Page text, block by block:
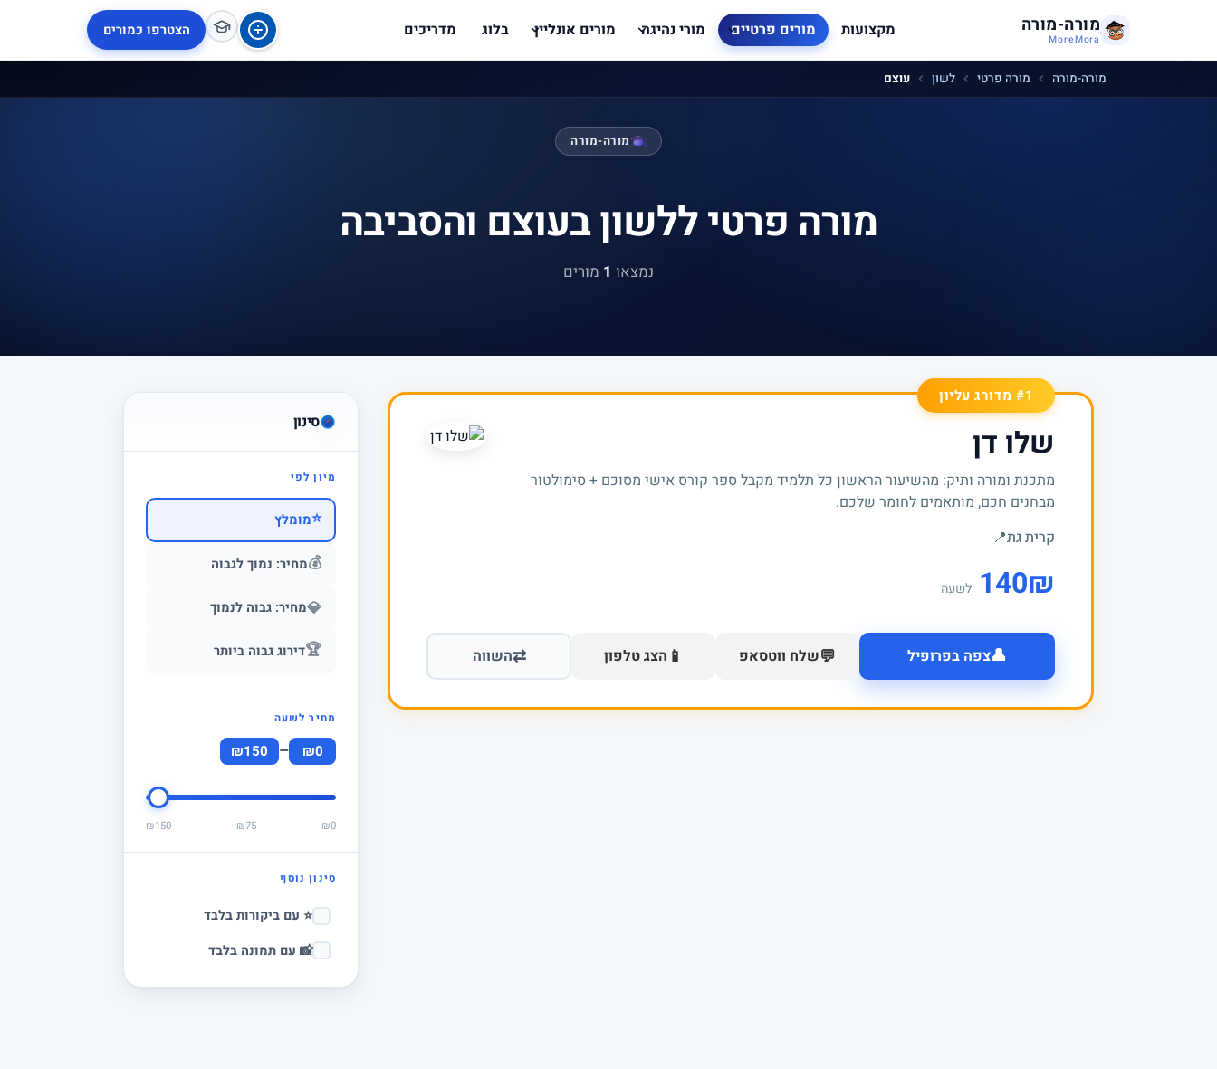
מורה-מורה
MoreMora מקצועות מורים פרטיים מורי נהיגה מורים אונליין בלוג מדריכים הצטרפו כמורים
מורה-מורה מורה פרטי לשון עוצם
מורה-מורה
מורה פרטי ללשון בעוצם והסביבה
נמצאו 1 מורים
סינון
מיון לפי
⭐מומלץ
💰מחיר: נמוך לגבוה
💎מחיר: גבוה לנמוך
🏆דירוג גבוה ביותר
מחיר לשעה
₪0
–
₪150
₪0
₪75
₪150
סינון נוסף
⭐ עם ביקורות בלבד
📸 עם תמונה בלבד
#1 מדורג עליון
שלו דן
מתכנת ומורה ותיק: מהשיעור הראשון כל תלמיד מקבל ספר קורס אישי מסוכם + סימולטור
מבחנים חכם, מותאמים לחומר שלכם.
קרית גת📍
₪
140 לשעה
👤צפה בפרופיל 💬שלח ווטסאפ 📱 הצג טלפון ⇄השווה